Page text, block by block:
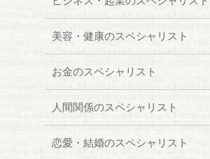
美容・健康のスペシャリスト
お金のスペシャリスト
人間関係のスペシャリスト
恋愛・結婚のスペシャリスト